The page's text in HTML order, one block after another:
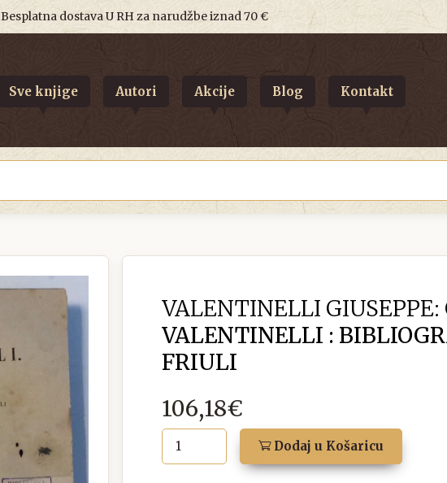
Besplatna dostava U RH za narudžbe iznad 70 €
Sve knjige Autori Akcije Blog Kontakt
VALENTINELLI GIUSEPPE:
VALENTINELLI :
FRIULI
106,18€
Dodaj u Košaricu